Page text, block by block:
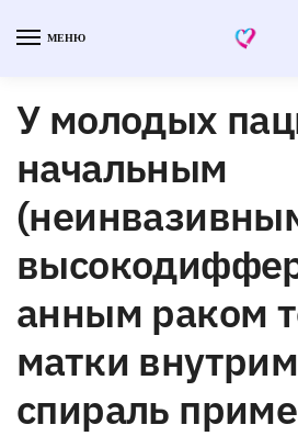
МЕНЮ
У молодых
начальным
анным раком
матки
спираль